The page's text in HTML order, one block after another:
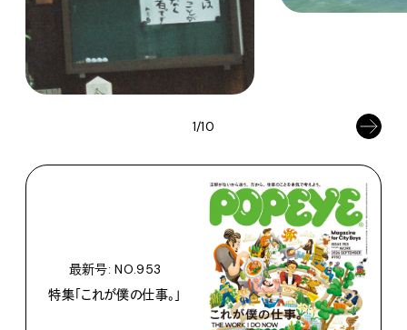
1/10
最新号: NO.953
特集「これが僕の仕事。」